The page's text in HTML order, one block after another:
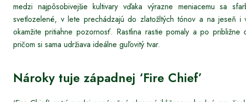
medzi najpôsobivejšie kultivary vďaka výrazne meniacemu sa
svetlozelené, v lete prechádzajú do zlatožltých tónov a na jeseň i
okamžite pritiahne pozornosť. Rastlina rastie pomaly a po
pričom si sama udržiava ideálne guľovitý tvar.
Nároky tuje západnej ‘Fire Chief’